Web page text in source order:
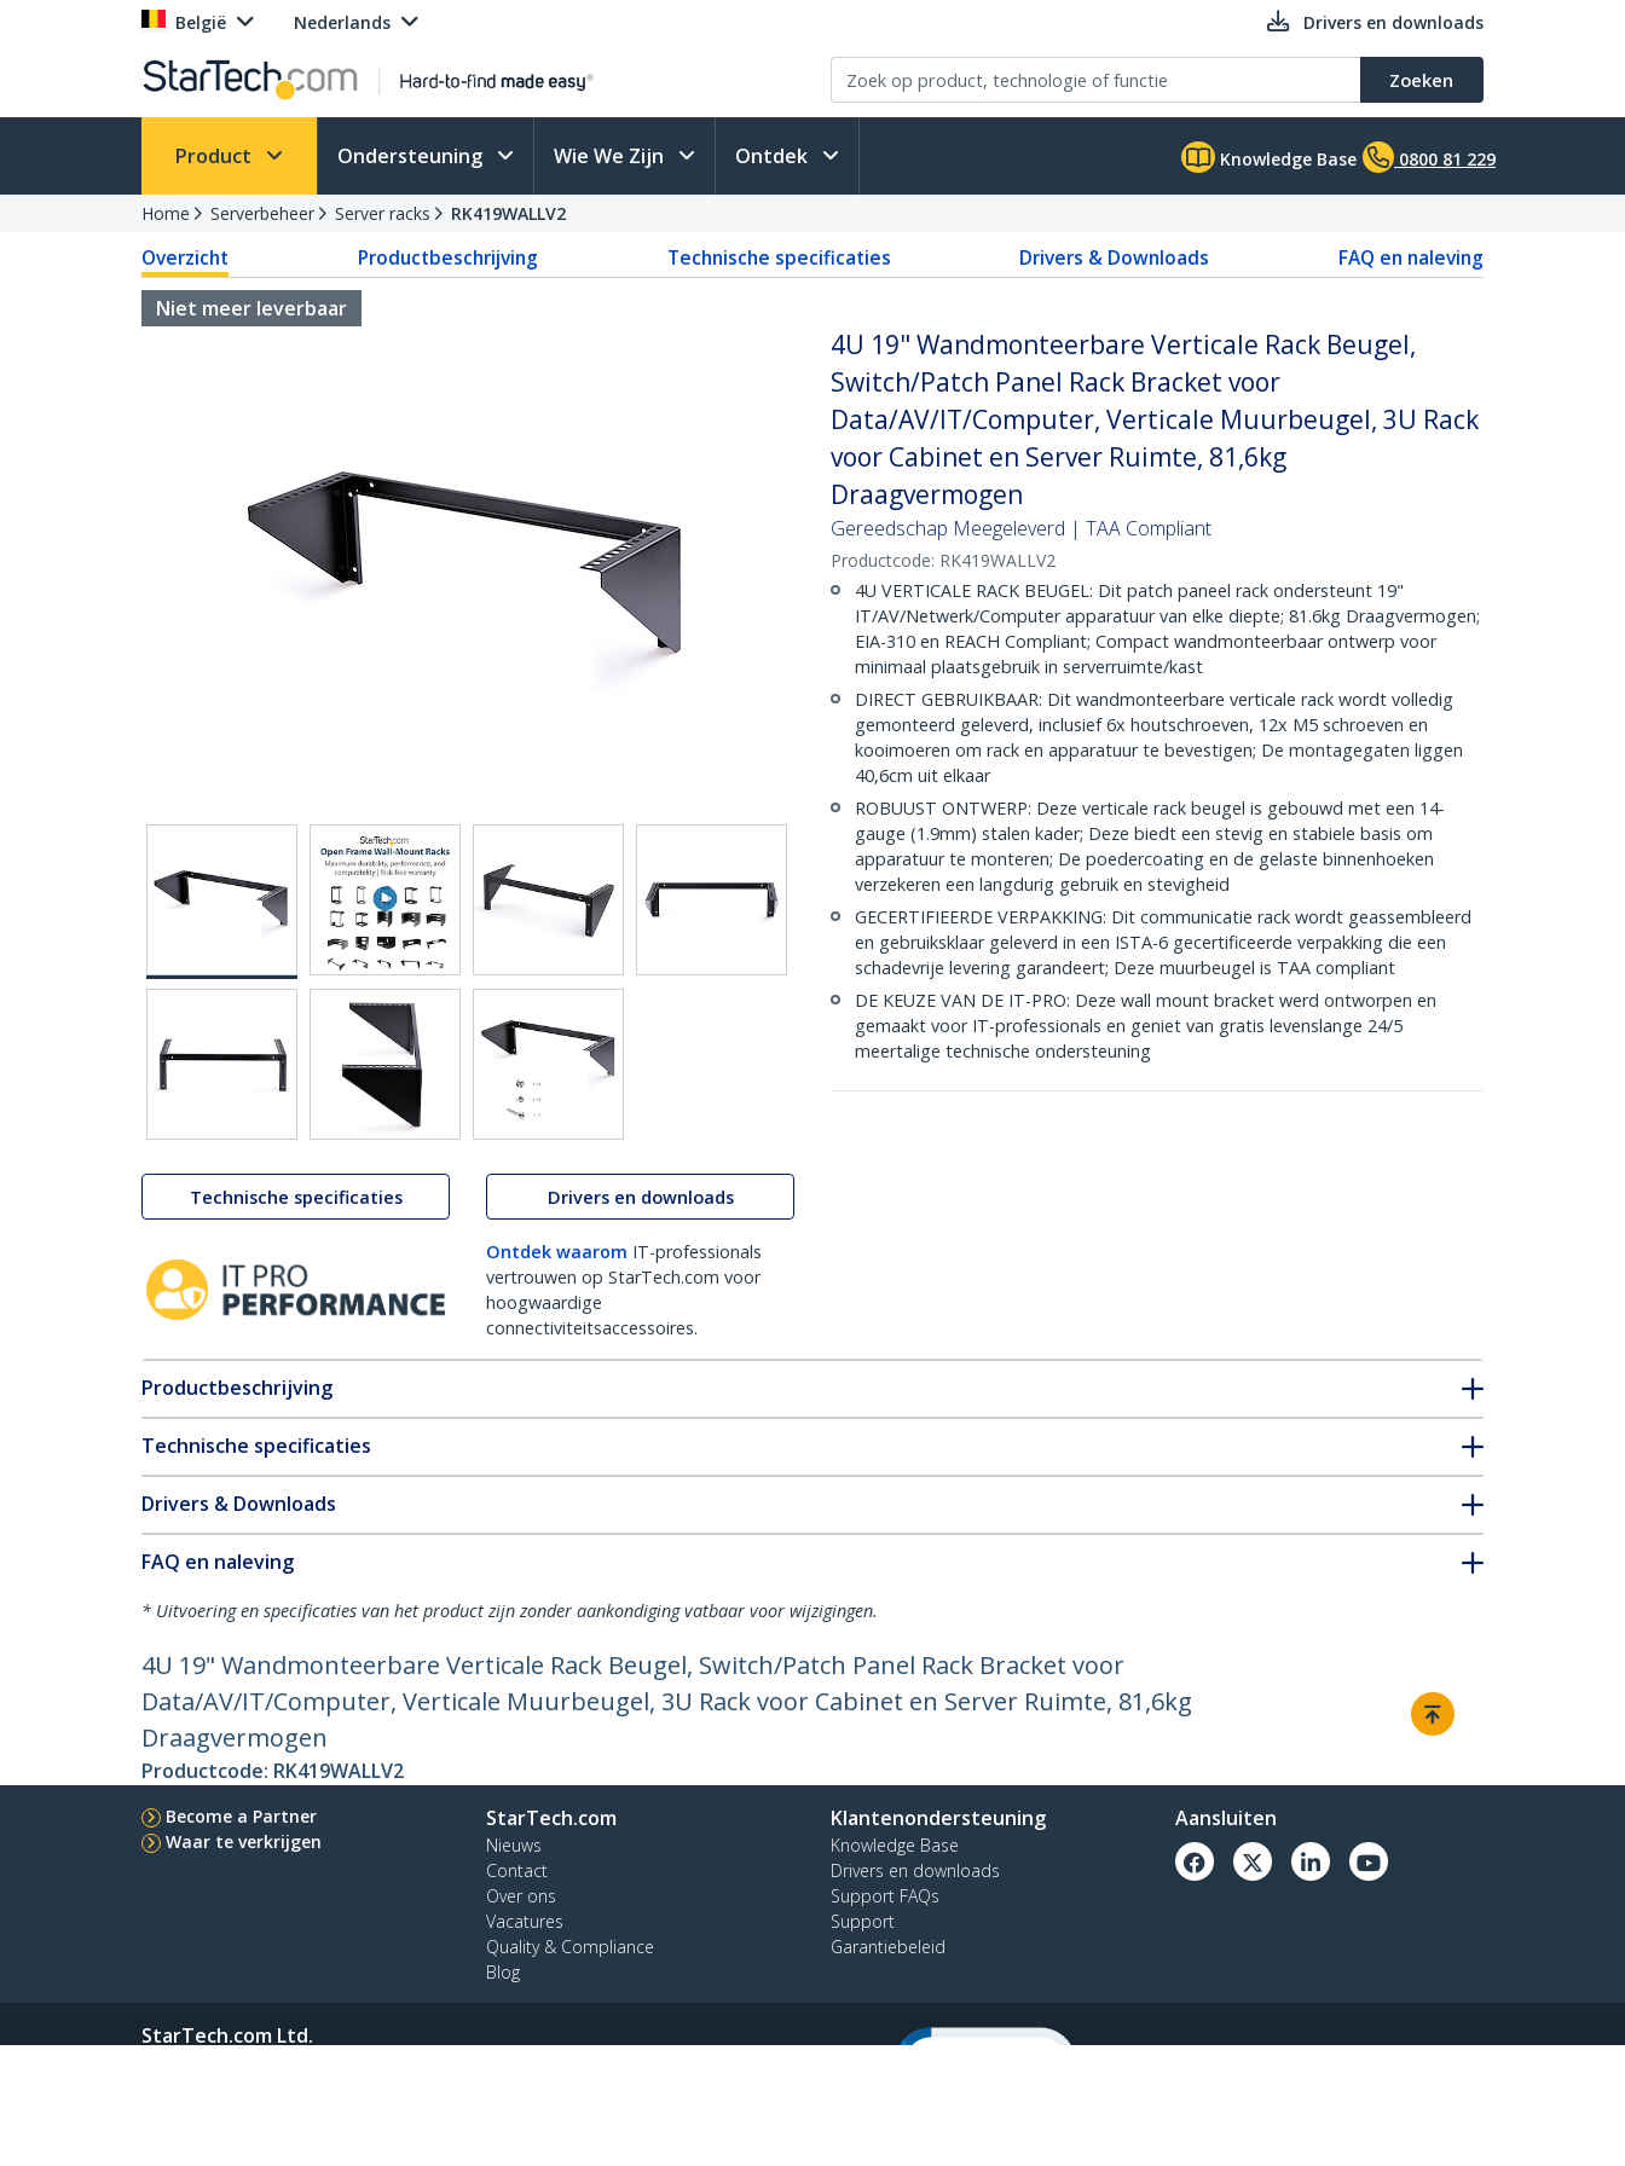
België Nederlands Drivers en downloads
Zoeken
Product Ondersteuning Wie We Zijn Ontdek Knowledge Base 0800 81 229
Home Serverbeheer Server racks RK419WALLV2
Overzicht Productbeschrijving Technische specificaties Drivers & Downloads
FAQ en naleving
Niet meer leverbaar
Technische specificaties Drivers en downloads
Ontdek waarom IT-professionals
vertrouwen op StarTech.com voor
hoogwaardige
connectiviteitsaccessoires.
4U 19" Wandmonteerbare Verticale Rack Beugel,
Switch/Patch Panel Rack Bracket voor
Data/AV/IT/Computer, Verticale Muurbeugel, 3U Rack
voor Cabinet en Server Ruimte, 81,6kg
Draagvermogen
Gereedschap Meegeleverd | TAA Compliant
Productcode: RK419WALLV2
4U VERTICALE RACK BEUGEL: Dit patch paneel rack ondersteunt 19"
IT/AV/Netwerk/Computer apparatuur van elke diepte; 81.6kg Draagvermogen;
EIA-310 en REACH Compliant; Compact wandmonteerbaar ontwerp voor
minimaal plaatsgebruik in serverruimte/kast
DIRECT GEBRUIKBAAR: Dit wandmonteerbare verticale rack wordt volledig
gemonteerd geleverd, inclusief 6x houtschroeven, 12x M5 schroeven en
kooimoeren om rack en apparatuur te bevestigen; De montagegaten liggen
40,6cm uit elkaar
ROBUUST ONTWERP: Deze verticale rack beugel is gebouwd met een 14-
gauge (1.9mm) stalen kader; Deze biedt een stevig en stabiele basis om
apparatuur te monteren; De poedercoating en de gelaste binnenhoeken
verzekeren een langdurig gebruik en stevigheid
GECERTIFIEERDE VERPAKKING: Dit communicatie rack wordt geassembleerd
en gebruiksklaar geleverd in een ISTA-6 gecertificeerde verpakking die een
schadevrije levering garandeert; Deze muurbeugel is TAA compliant
DE KEUZE VAN DE IT-PRO: Deze wall mount bracket werd ontworpen en
gemaakt voor IT-professionals en geniet van gratis levenslange 24/5
meertalige technische ondersteuning
Productbeschrijving
Technische specificaties
Drivers & Downloads
FAQ en naleving
* Uitvoering en specificaties van het product zijn zonder aankondiging vatbaar voor wijzigingen.
4U 19" Wandmonteerbare Verticale Rack Beugel, Switch/Patch Panel Rack Bracket voor
Data/AV/IT/Computer, Verticale Muurbeugel, 3U Rack voor Cabinet en Server Ruimte, 81,6kg
Draagvermogen
Productcode: RK419WALLV2
Become a Partner
Waar te verkrijgen
StarTech.com
Nieuws
Contact
Over ons
Vacatures
Quality & Compliance
Blog
Klantenondersteuning
Knowledge Base
Drivers en downloads
Support FAQs
Support
Garantiebeleid
Aansluiten
StarTech.com Ltd.